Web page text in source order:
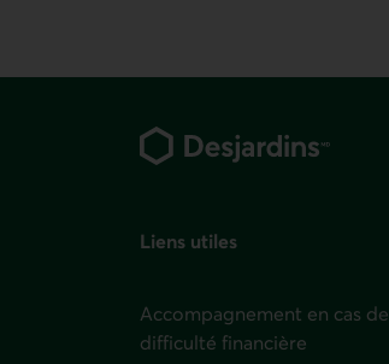
Liens utiles
Accompagnement en cas de
difficulté financière